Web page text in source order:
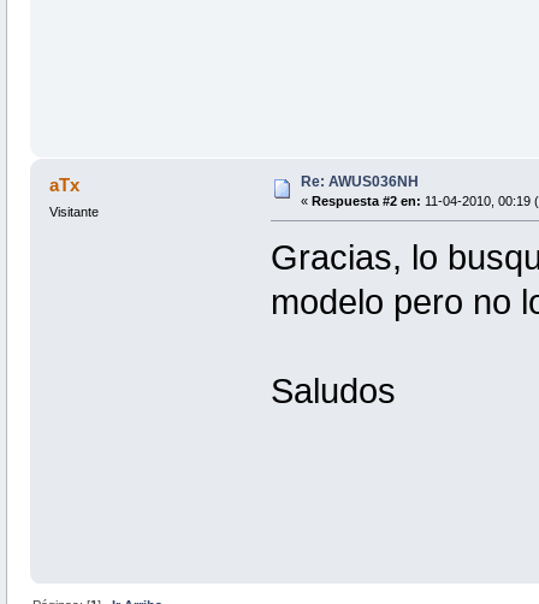
aTx
Visitante
Re: AWUS036NH
« Respuesta #2 en: 11-04-2010, 00:19
Gracias, lo
modelo pero no
Saludos